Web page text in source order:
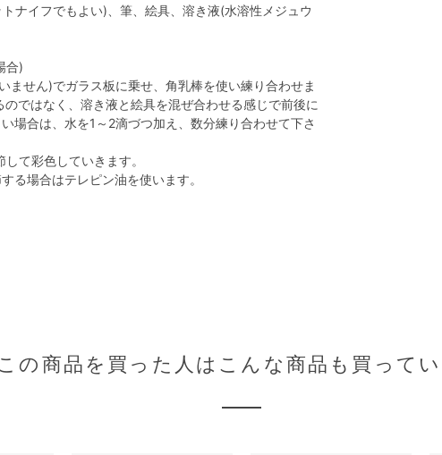
ナイフでもよい)、筆、絵具、溶き液(水溶性メジュウ
合)
せん)でガラス板に乗せ、角乳棒を使い練り合わせま
ではなく、溶き液と絵具を混ぜ合わせる感じで前後に
場合は、水を1～2滴づつ加え、数分練り合わせて下さ
て彩色していきます。
る場合はテレピン油を使います。
の商品を買った人はこんな商品も買って